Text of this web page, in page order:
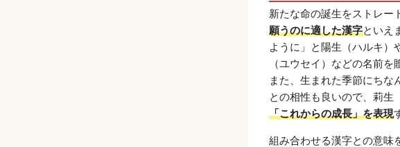
新たな命の誕生をストレー
願うのに適した漢字といえ
ように」と陽生（ハルキ）
（ユウセイ）などの名前を
また、生まれた季節にちな
との相性も良いので、莉生
「これからの成長」を表現
組み合わせる漢字との意味